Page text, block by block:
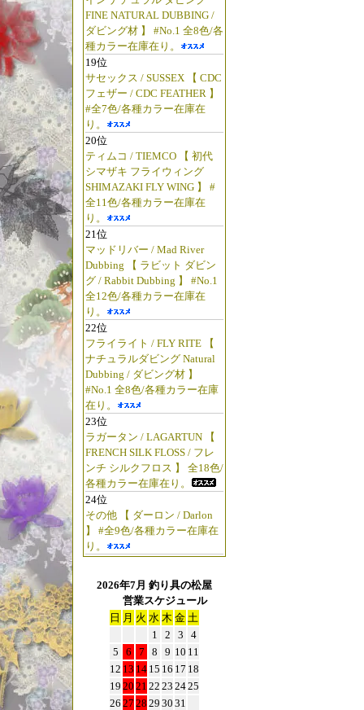
FINE NATURAL DUBBING /
ダビング材 】 #No.1 全8色/各
種カラー在庫在り。
19位
サセックス / SUSSEX 【 CDC
フェザー / CDC FEATHER 】
#全7色/各種カラー在庫在
り。
20位
ティムコ / TIEMCO 【 初代
シマザキ フライウィング
SHIMAZAKI FLY WING 】 #
全11色/各種カラー在庫在
り。
21位
マッドリバー / Mad River
Dubbing 【 ラビット ダビン
グ / Rabbit Dubbing 】 #No.1
全12色/各種カラー在庫在
り。
22位
フライライト / FLY RITE 【
ナチュラルダビング Natural
Dubbing / ダビング材 】
#No.1 全8色/各種カラー在庫
在り。
23位
ラガータン / LAGARTUN 【
FRENCH SILK FLOSS / フレ
ンチ シルクフロス 】 全18色/
各種カラー在庫在り。
24位
その他 【 ダーロン / Darlon
】 #全9色/各種カラー在庫在
り。
2026年7月 釣り具の松屋
営業スケジュール
日 月 火 水 木 金 土
1
2 3
4
5
6 7 8 9 10 11
12 13 14 15 16 17 18
19 20 21 22 23 2425
26 27 28 29 30 31